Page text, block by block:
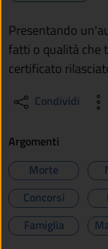
Presentando
fatti o qualità che
certificato
Condividi
Argomenti
Morte
Concorsi
Famiglia